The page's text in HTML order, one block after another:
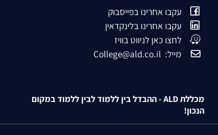
עקבו אחרינו בפייסבוק
עקבו אחרינו בלינקדאין
לחצו כאן לניווט בוויז
מייל: College@ald.co.il
מכללת ALD - ההבדל בין ללמוד לבין ללמוד במקום
הנכון!